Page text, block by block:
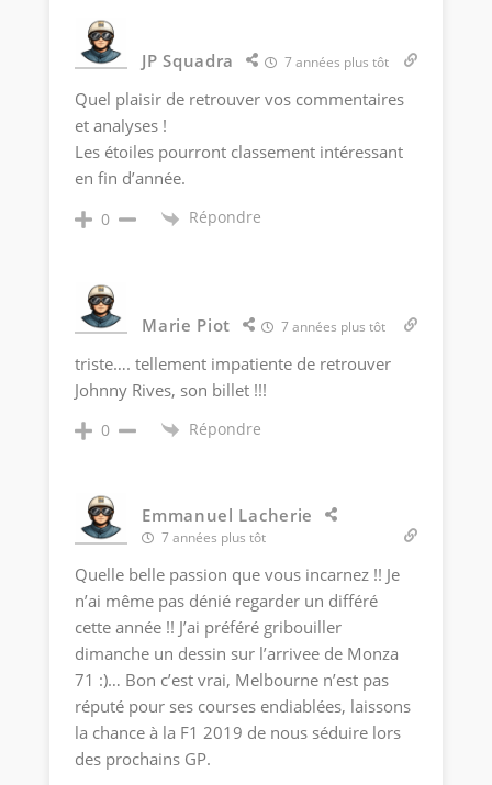
JP Squadra 7 années plus tôt
Quel plaisir de retrouver vos commentaires
et analyses !
Les étoiles pourront classement intéressant
en fin d’année.
0 Répondre
Marie Piot 7 années plus tôt
triste…. tellement impatiente de retrouver
Johnny Rives, son billet !!!
0 Répondre
Emmanuel Lacherie
7 années plus tôt
Quelle belle passion que vous incarnez !! Je
n’ai même pas dénié regarder un différé
cette année !! J’ai préféré gribouiller
dimanche un dessin sur l’arrivee de Monza
71 :)… Bon c’est vrai, Melbourne n’est pas
réputé pour ses courses endiablées, laissons
la chance à la F1 2019 de nous séduire lors
des prochains GP.